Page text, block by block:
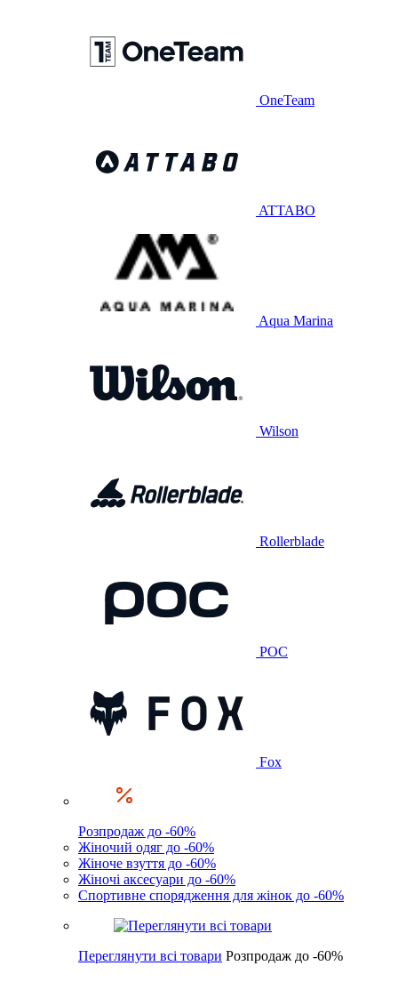
OneTeam
ATTABO
Aqua Marina
Wilson
Rollerblade
POC
Fox
Розпродаж до -60%
Жіночий одяг до -60%
Жіноче взуття до -60%
Жіночі аксесуари до -60%
Спортивне спорядження для жінок до -60%
Переглянути всі товари Розпродаж до -60%